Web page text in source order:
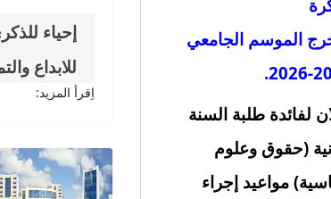
الموسم الجامعي
.
لفائدة طلبة السنة
(حقوق وعلوم
مواعيد إجراء
إحياء
للابداع
اِقرأ المزيد: